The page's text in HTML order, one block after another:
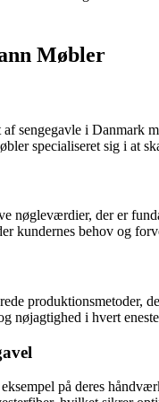
Møbler
sengegavle i Danmark
specialiseret sig i at
nøgleværdier, der er
kundernes behov og
produktionsmetoder,
nøjagtighed i hvert
på deres